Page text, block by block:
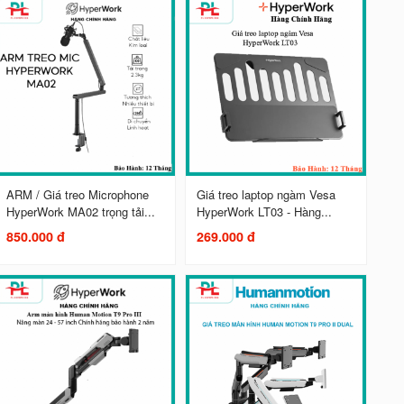
ARM / Giá treo Microphone
HyperWork MA02 trọng tải...
850.000 đ
Giá treo laptop ngàm Vesa
HyperWork LT03 - Hàng...
269.000 đ